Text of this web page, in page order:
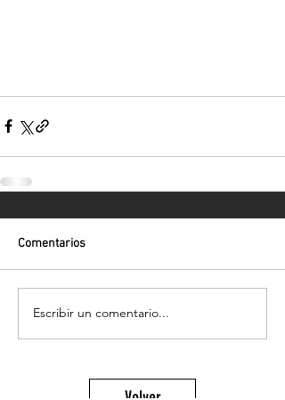
Comentarios
Escribir un comentario...